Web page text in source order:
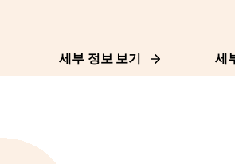
세부 정보 보기 세